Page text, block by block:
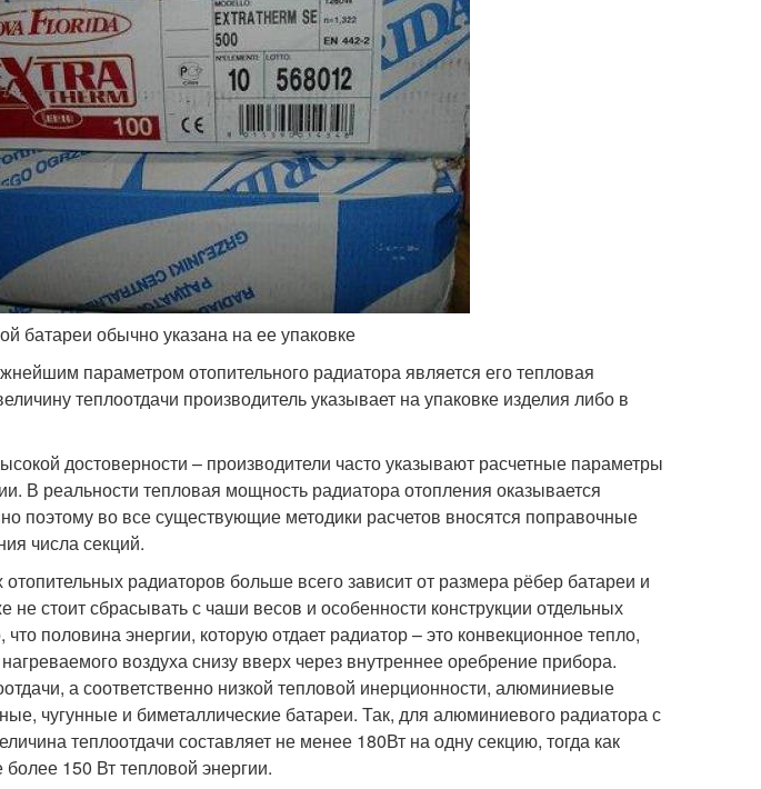
батареи обычно указана на ее упаковке
параметром отопительного радиатора является его тепловая
теплоотдачи производитель указывает на упаковке изделия либо в
достоверности – производители часто указывают расчетные параметры
В реальности тепловая мощность радиатора отопления оказывается
поэтому во все существующие методики расчетов вносятся поправочные
числа секций.
радиаторов больше всего зависит от размера рёбер батареи и
стоит сбрасывать с чаши весов и особенности конструкции отдельных
половина энергии, которую отдает радиатор – это конвекционное тепло,
воздуха снизу вверх через внутреннее оребрение прибора.
а соответственно низкой тепловой инерционности, алюминиевые
чугунные и биметаллические батареи. Так, для алюминиевого радиатора с
теплоотдачи составляет не менее 180Вт на одну секцию, тогда как
более 150 Вт тепловой энергии.